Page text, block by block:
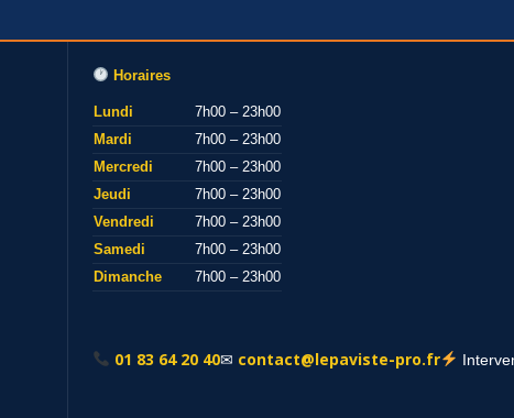
Horaires
Lundi
7h00 – 23h00
Mardi
7h00 – 23h00
Mercredi
7h00 – 23h00
Jeudi
7h00 – 23h00
Vendredi
7h00 – 23h00
Samedi
7h00 – 23h00
Dimanche
7h00 – 23h00
01 83 64 20 40✉ contact@lepaviste-pro.fr